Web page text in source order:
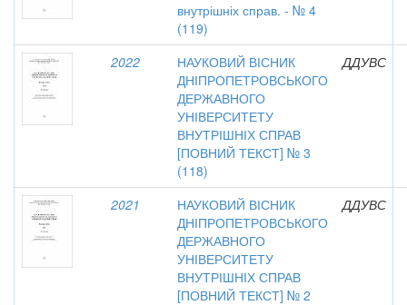
внутрішніх справ. - № 4
(119)
2022
НАУКОВИЙ ВІСНИК
ДНІПРОПЕТРОВСЬКОГО
ДЕРЖАВНОГО
УНІВЕРСИТЕТУ
ВНУТРІШНІХ СПРАВ
[ПОВНИЙ ТЕКСТ] № 3
(118)
ДДУВС
2021
НАУКОВИЙ ВІСНИК
ДНІПРОПЕТРОВСЬКОГО
ДЕРЖАВНОГО
УНІВЕРСИТЕТУ
ВНУТРІШНІХ СПРАВ
[ПОВНИЙ ТЕКСТ] № 2
ДДУВС